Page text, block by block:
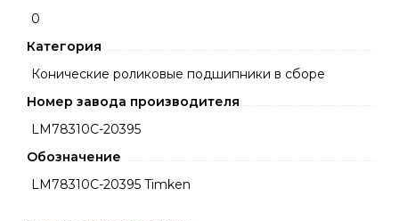
0
Категория
Конические роликовые подшипники в сборе
Номер завода производителя
LM78310C-20395
Обозначение
LM78310C-20395 Timken